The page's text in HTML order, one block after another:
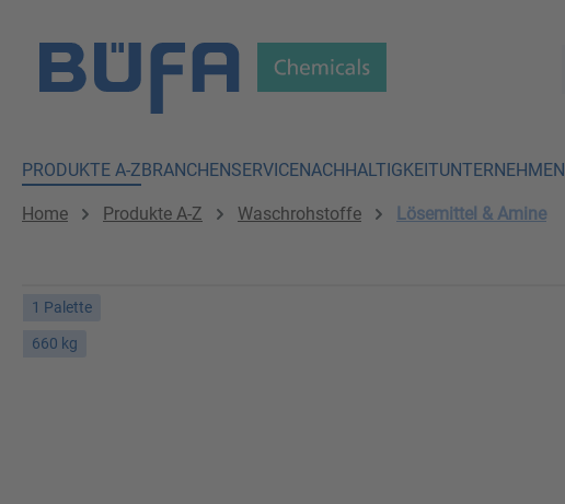
PRODUKTE A-ZBRANCHENSERVICENACHHALTIGKEITUNTERNEHMEN
Home Produkte A-Z Waschrohstoffe Lösemittel & Amine
1 Palette
660 kg